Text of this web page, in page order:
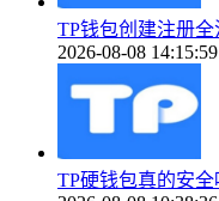
TP钱包创建注册
2026-08-08 14:15:59
TP硬钱包真的安